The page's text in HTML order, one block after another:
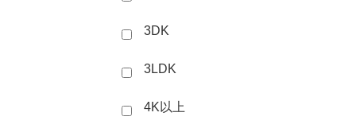
3DK
3LDK
4K以上